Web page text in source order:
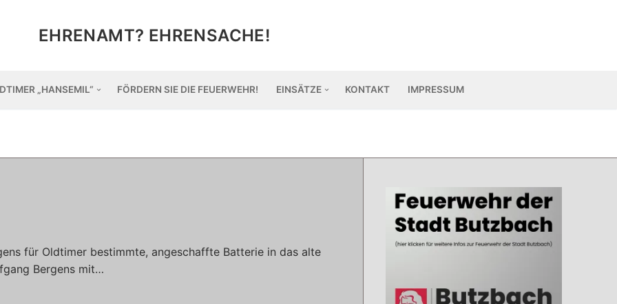
EHRENAMT? EHRENSACHE!
„HANSEMIL“ FÖRDERN SIE DIE FEUERWEHR! EINSÄTZE KONTAKT IMPRESSUM
für Oldtimer bestimmte, angeschaffte Batterie in das alte
Bergens mit…